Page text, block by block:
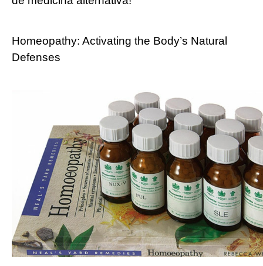
Homeopathy: Activating the Body’s Natural
Defenses